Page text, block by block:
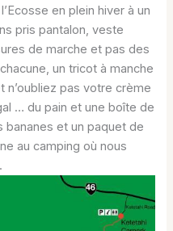
en plein hiver à un
pris pantalon, veste
de marche et pas des
un tricot à manche
n’oubliez pas votre crème
… du pain et une boîte de
et un paquet de
au camping où nous